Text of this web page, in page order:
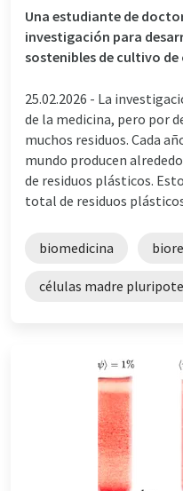
Una estudiante de
investigación para
sostenibles de cultivo de
25.02.2026 - La
de la medicina, pero por
muchos residuos. Cada
mundo producen
de residuos plásticos.
total de residuos
biomedicina
células madre